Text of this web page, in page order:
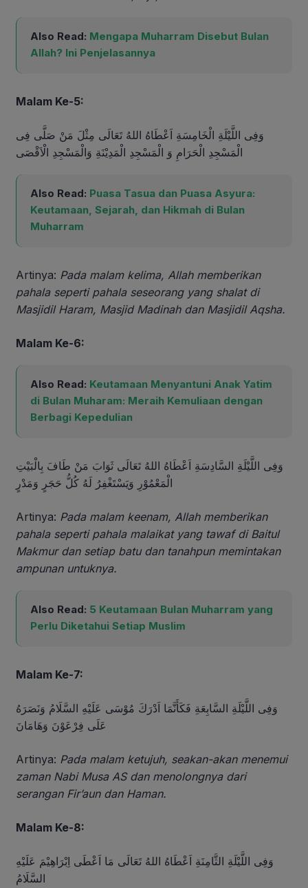
Also Read: Mengapa Muharram Disebut Bulan
Allah? Ini Penjelasannya
Malam Ke-5:
وَفِى اللَّيْلَةِ الْخَامِسَةِ اَعْطَاهُ اللهُ تَعَالَى مِثْلَ مَنْ صَلَّى فِى
الْمَسْجِدِ الْحَرَامِ وَ الْمَسْجِدِ الْمَدِيْنَةِ وَالْمَسْجِدِ الْاَقْصَى
Also Read: Puasa Tasua dan Puasa Asyura:
Keutamaan, Sejarah, dan Hikmah di Bulan
Muharram
Artinya: Pada malam kelima, Allah memberikan
pahala seperti pahala seseorang yang shalat di
Masjidil Haram, Masjid Madinah dan Masjidil Aqsha.
Malam Ke-6:
Also Read: Keutamaan Menyantuni Anak Yatim
di Bulan Muharam: Meraih Kemuliaan dengan
Berbagi Kepedulian
وَفِى اللَّيْلَةِ السَّادِسَةِ اَعْطَاهُ اللهُ تَعَالَى ثَوَابَ مَنْ طَافَ بِالْبَيْتِ
الْمَعْمُوْرِ وَيَسْتَغْفِرُ لَهُ كُلُّ حَجَرٍ وَمَدْرٍ
Artinya: Pada malam keenam, Allah memberikan
pahala seperti pahala malaikat yang tawaf di Baitul
Makmur dan setiap batu dan tanahpun memintakan
ampunan untuknya.
Also Read: 5 Keutamaan Bulan Muharram yang
Perlu Diketahui Setiap Muslim
Malam Ke-7:
وَفِى اللَّيْلَةِ السَّابِعَةِ فَكَأَنَّمَا اَدْرَكَ مُوْسَى عَلَيْهِ السَّلَامُ وَنَصَرَهُ
عَلَى فِرْعَوْنَ وَهَامَانَ
Artinya: Pada malam ketujuh, seakan-akan menemui
zaman Nabi Musa AS dan menolongnya dari
serangan Fir’aun dan Haman.
Malam Ke-8:
وَفِى اللَّيْلَةِ الثَّامِنَةِ اَعْطَاهُ اللهُ تَعَالَى مَا اَعْطَى اِبْرَاهِيْمَ عَلَيْهِ
السَّلَامُ